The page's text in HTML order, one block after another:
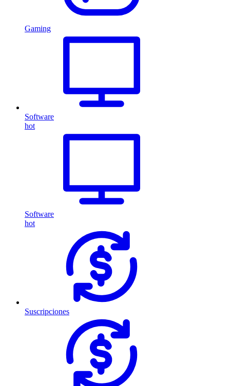
Gaming
Software
hot
Software
hot
Suscripciones